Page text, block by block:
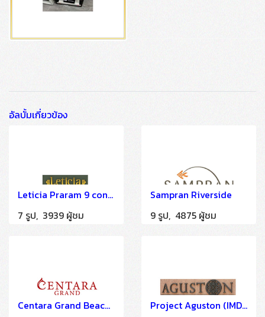
อัลบั้มเกี่ยวข้อง
Leticia Praram 9 condominium (EOC)
7 รูป, 3939 ผู้ชม
Sampran Riverside
9 รูป, 4875 ผู้ชม
Centara Grand Beach Resort Phuket
Project Aguston (IMDU)